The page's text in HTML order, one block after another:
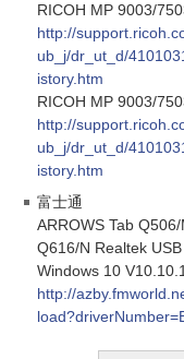
RICOH MP 9003/
http://
ub_j/dr_ut_d/
istory.htm
RICOH MP 9003/
http://
ub_j/dr_ut_d/
istory.htm
富士通
ARROWS Tab
Q616/N Realtek
Windows 10 V10.10.1
http://